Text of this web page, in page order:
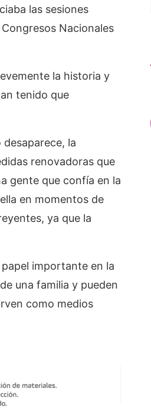
las sesiones
Nacionales
la historia y
tenido que
la
renovadoras que
gente que confía en la
en momentos de
ya que la
importante en la
una familia y pueden
como medios